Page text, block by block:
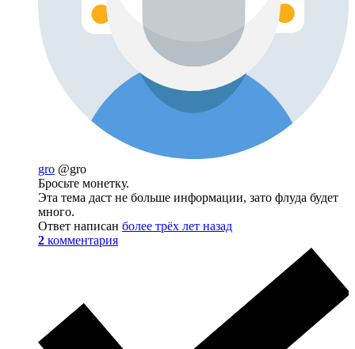
gro @gro
Бросьте монетку.
Эта тема даст не больше информации, зато флуда будет
много.
Ответ написан более трёх лет назад
2 комментария